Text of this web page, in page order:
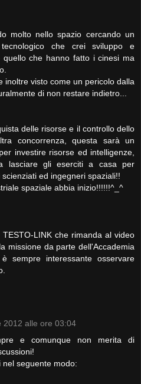
molto nello spazio cercando un
che crei sviluppo e
quello che hanno fatto i cinesi ma
inoltre visto come un pericolo dalla
di non restare indietro...
delle risorse e il controllo dello
concorrenza, questa sarà un
investire risorse ed intelligenze,
lasciare gli eserciti a casa per
ed ingegneri spaziali!!
spaziale abbia inizio!!!!!!^_^
LINK che rimanda al video
missione da parte dell'Accademia
sempre interessante osservare
2012 alle ore 03:04
e comunque non merita di
seguente modo: